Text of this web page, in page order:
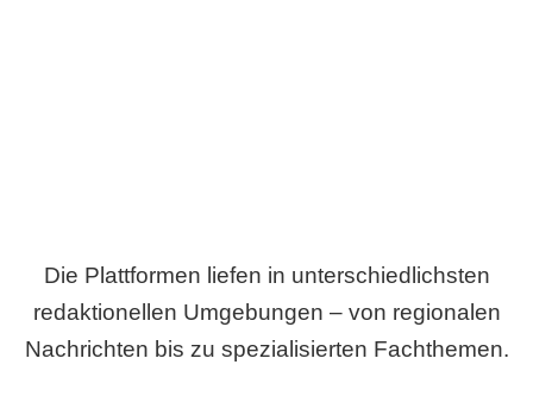
Die Plattformen liefen in unterschiedlichsten
redaktionellen Umgebungen – von regionalen
Nachrichten bis zu spezialisierten Fachthemen.